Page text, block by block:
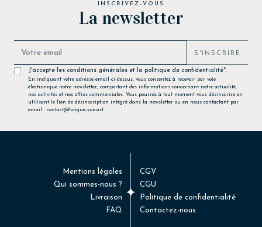
INSCRIVEZ-VOUS
La newsletter
S'INSCRIRE
J'accepte les conditions générales et la politique de confidentialité*.
En indiquant votre adresse email ci-dessus, vous consentez à recevoir par voie
électronique notre newsletter, comportant des informations concernant notre actualité,
nos activités et nos offres commerciales. Vous pourrez à tout moment vous désinscrire en
utilisant le lien de désinscription intégré dans la newsletter ou en nous contactant par
email : contact@longue-vue.art
Mentions légales
Qui sommes-nous ?
Livraison
FAQ
CGV
CGU
Politique de confidentialité
Contactez-nous